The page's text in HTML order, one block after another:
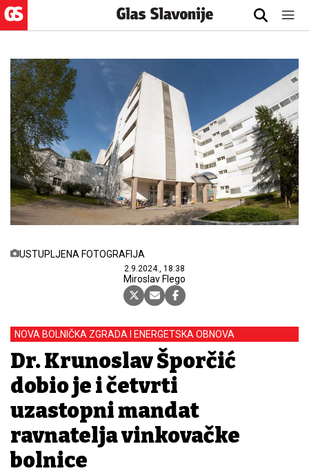
USTUPLJENA FOTOGRAFIJA
2.9.2024., 18:38
Miroslav Flego
NOVA BOLNIČKA ZGRADA I ENERGETSKA OBNOVA
Dr. Krunoslav Šporčić
dobio je i četvrti
uzastopni mandat
ravnatelja vinkovačke
bolnice